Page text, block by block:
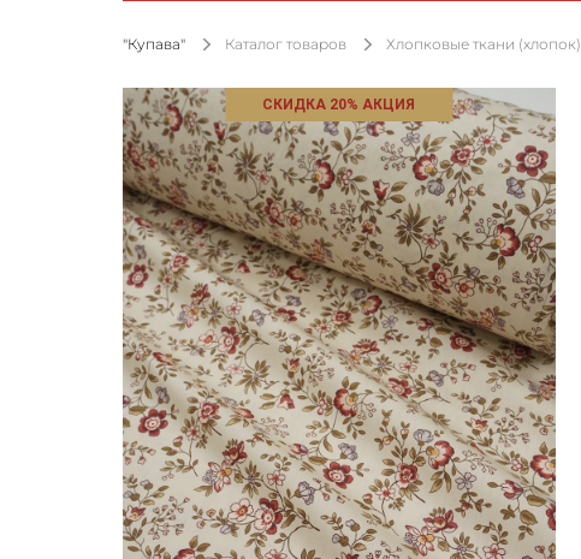
"Купава" Каталог товаров Хлопковые ткани (хлопок)
СКИДКА 20% АКЦИЯ